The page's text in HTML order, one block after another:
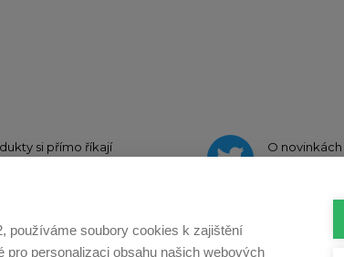
si přímo říkají O
používáme soubory cookies k zajištění
personalizaci obsahu našich webových